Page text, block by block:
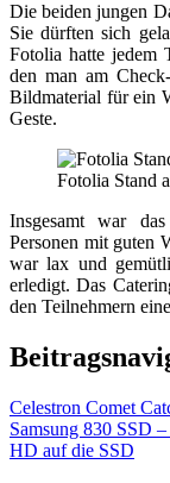
Die beiden jungen
Sie dürften sich
Fotolia hatte jedem
den man am
Bildmaterial für ein
Geste.
Fotolia Stand
Insgesamt war
Personen mit guten
war lax und
erledigt. Das
den Teilnehmern
Celestron Comet
Samsung 830 SSD
HD auf die SSD